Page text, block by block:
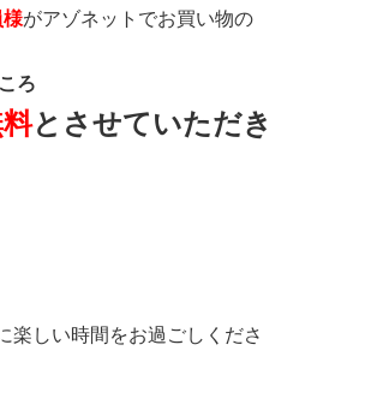
様がアゾネットでお買い物の
ろ
とさせていただき
楽しい時間をお過ごしくださ